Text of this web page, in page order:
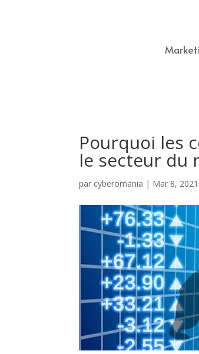
Pourquoi les
le secteur du
par cyberomania | Mar 8, 2021